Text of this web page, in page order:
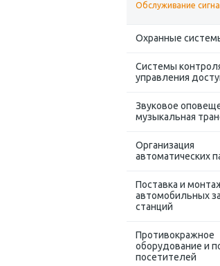
Обслуживание
Охранные
Системы
управления
Звуковое
музыкальная
Организация
автоматических
Поставка и
автомобильных
станций
Противокражное
оборудование и
посетителей